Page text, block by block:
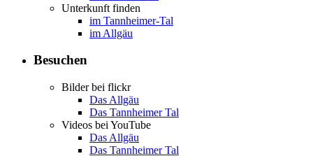
Unterkunft finden
im Tannheimer-Tal
im Allgäu
Besuchen
Bilder bei flickr
Das Allgäu
Das Tannheimer Tal
Videos bei YouTube
Das Allgäu
Das Tannheimer Tal